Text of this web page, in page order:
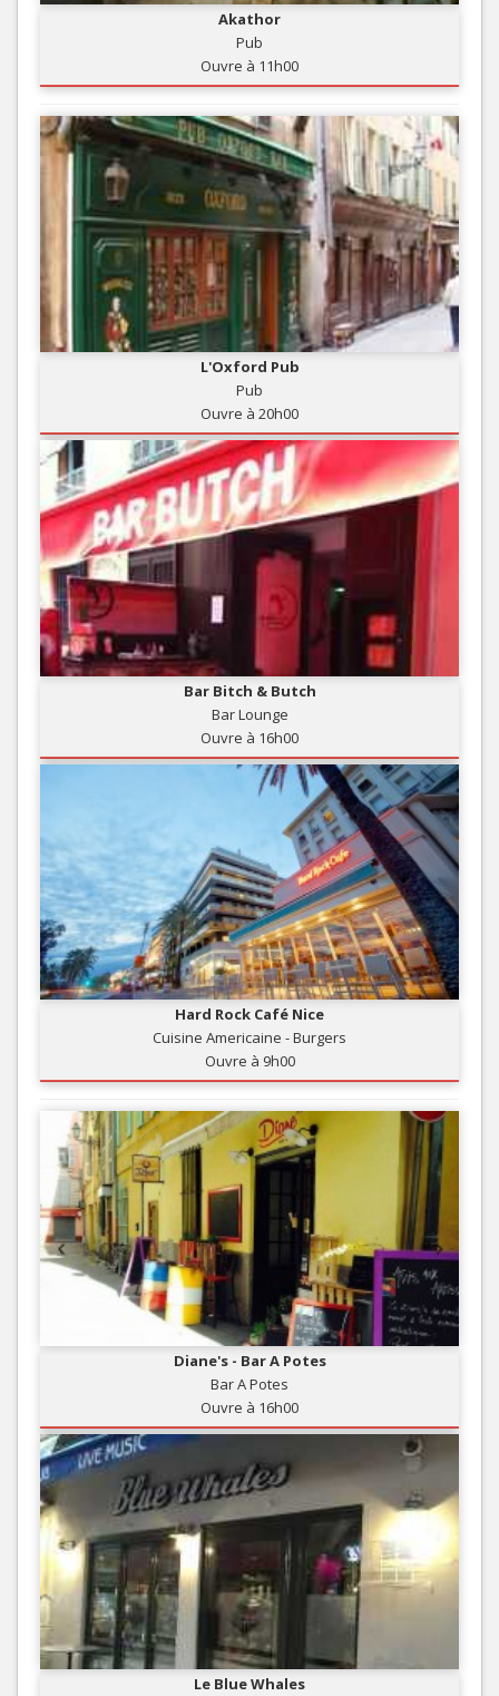
Akathor
Pub
Ouvre à 11h00
L'Oxford Pub
Pub
Ouvre à 20h00
Bar Bitch & Butch
Bar Lounge
Ouvre à 16h00
Hard Rock Café Nice
Cuisine Americaine - Burgers
Ouvre à 9h00
Diane's - Bar A Potes
Bar A Potes
Ouvre à 16h00
Le Blue Whales